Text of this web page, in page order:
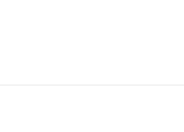
リカはインフレ加速状態で量的緩